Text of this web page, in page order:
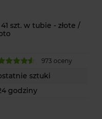
szt. w tubie - złote /
973 oceny
sztuki
godziny